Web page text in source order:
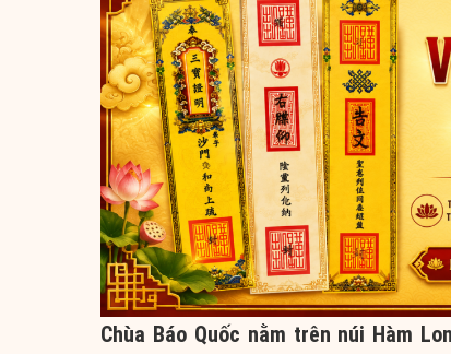
Chùa Báo Quốc nằm trên núi Hàm